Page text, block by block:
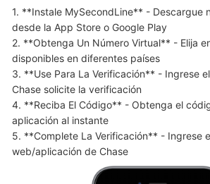
1. **Instale MySecondLine** - Descargue
desde la App Store o Google Play
2. **Obtenga Un Número Virtual** - Elija
disponibles en diferentes países
3. **Use Para La Verificación** - Ingrese
Chase solicite la verificación
4. **Reciba El Código** - Obtenga el
aplicación al instante
5. **Complete La Verificación** - Ingrese
web/aplicación de Chase